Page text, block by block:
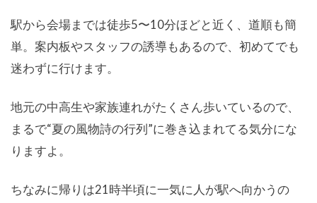
駅から会場までは徒歩5〜10分ほどと近く、道順も簡
単。案内板やスタッフの誘導もあるので、初めてでも
迷わずに行けます。
地元の中高生や家族連れがたくさん歩いているので、
まるで“夏の風物詩の行列”に巻き込まれてる気分にな
りますよ。
ちなみに帰りは21時半頃に一気に人が駅へ向かうの